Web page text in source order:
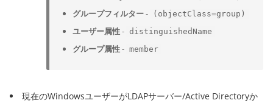
グループフィルター- (objectClass=group)
ユーザー属性- distinguishedName
グループ属性- member
現在のWindowsユーザーがLDAPサーバー/Active Directoryか